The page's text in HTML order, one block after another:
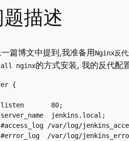
描述
篇博文中提到,我准备用 Nginx反代
nginx的方式安装, 我的反代配
{
80;
jenkins.local;
/var/log/
/var/log/